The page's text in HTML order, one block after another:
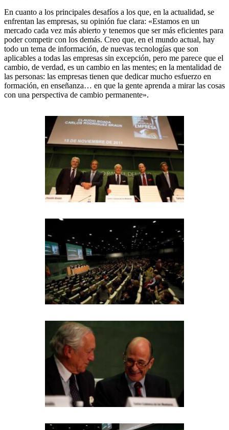
En cuanto a los principales desafíos a los que, en la actualidad, se
enfrentan las empresas, su opinión fue clara: «Estamos en un
mercado cada vez más abierto y tenemos que ser más eficientes para
poder competir con los demás. Creo que, en el mundo actual, hay
todo un tema de información, de nuevas tecnologías que son
aplicables a todas las empresas sin excepción, pero me parece que el
cambio, de verdad, es un cambio en las mentes; en la mentalidad de
las personas: las empresas tienen que dedicar mucho esfuerzo en
formación, en enseñanza… en que la gente aprenda a mirar las cosas
con una perspectiva de cambio permanente».